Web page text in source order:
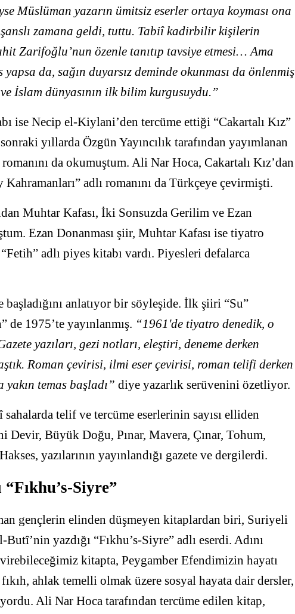
Müslüman yazarın ümitsiz eserler ortaya koyması ona
şanslı zamana geldi, tuttu. Tabiî kadirbilir kişilerin
Zarifoğlu’nun özenle tanıtıp tavsiye etmesi… Ama
yapsa da, sağın duyarsız deminde okunması da önlenmiş
İslam dünyasının ilk bilim kurgusuydu.”
ise Necip el-Kiylani’den tercüme ettiği “Cakartalı Kız”
yıllarda Özgün Yayıncılık tarafından yayımlanan
da okumuştum. Ali Nar Hoca, Cakartalı Kız’dan
adlı romanını da Türkçeye çevirmişti.
Muhtar Kafası, İki Sonsuzda Gerilim ve Ezan
Ezan Donanması şiir, Muhtar Kafası ise tiyatro
adlı piyes kitabı vardı. Piyesleri defalarca
anlatıyor bir söyleşide. İlk şiiri “Su”
de 1975’te yayınlanmış. “1961'de tiyatro denedik, o
yazıları, gezi notları, eleştiri, deneme derken
Roman çevirisi, ilmi eser çevirisi, roman telifi derken
temas başladı” diye yazarlık serüvenini özetliyor.
telif ve tercüme eserlerinin sayısı elliden
Devir, Büyük Doğu, Pınar, Mavera, Çınar, Tohum,
yazılarının yayınlandığı gazete ve dergilerdi.
Siyre”
gençlerin elinden düşmeyen kitaplardan biri, Suriyeli
yazdığı “Fıkhu’s-Siyre” adlı eserdi. Adını
kitapta, Peygamber Efendimizin hayatı
fıkıh, ahlak temelli olmak üzere sosyal hayata dair dersler,
Ali Nar Hoca tarafından tercüme edilen kitap,